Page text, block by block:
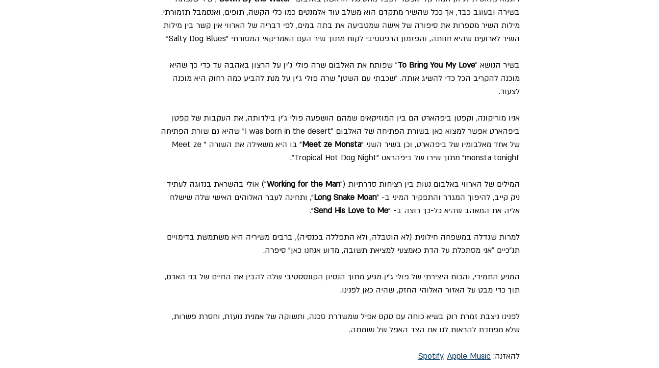
בשירה ובעוגב כבד, אך ככל שהשיר מתקדם הוא משלב עוד אלמנטים כמו כלי הקשה, תופים, ואנסמבל תזמורתי.
מילות השיר מספרות את סיפורה של אישה שמטביעה את בתה במים, לפי דבריה של הארווי אין קשר בין מילות
השיר לארועים שהיא חוותה, והפזמון הרפטטיבי לקוח מתוך שיר העם האמריקאי המסורתי "Salty Dog Blues"
בשיר הנושא "To Bring You My Love" שפותח את האלבום שרה פולי ג'ין על הרצון באהבה עד כדי כך שהיא
מוכנה להקריב הכל כדי להשיג אותה. "שכבתי עם השטן" שרה פולי ג'ין על מנת להביע כמה רחוק היא מוכנה
לצעוד.
אניו מוריקונה, וקפטן ביפהארט הם בין המוזיקאים שמהם הושפעה פולי ג'ין בילדותה, את העקבות של קפטן
ביפהארט אפשר למצוא כאן בשורת הפתיחה של האלבום "I was born in the desert" שהיא גם שורת הפתיחה
של אחד מאלבומיו של ביפהארט, וכן בשיר השני "Meet ze Monsta
" בו היא משאילה את השורה "Meet ze
monsta tonight" מתוך שירו של ביפהראט "Tropical Hot Dog Night".
המילים של הארווי באלבום נעות בין רציחות סדרתיות ("Working for the Man") אולי בהשראת בנזוגה לעתיד
ניק קייב, להיפוך המגדר והתפקיד המיני ב- "Long Snake Moan", ותחינה לעבר האלוהים האישי שלה שישלח
אליה את המאהב שהיא כל-כך רוצה ב- "Send His Love to Me
".
למרות שגדלה במשפחה חילונית (לא הוטבלה, ולא התפללה בכנסיה), ברבים משיריה היא משתמשת בדימויים
תנ"כיים "אני מסתכלת על הדת כאמצעי למציאת תשובה, מדוע אנחנו כאן" סיפרה.
המניע התמידי, והכוח היצירתי של פולי ג'ין מגיע מתוך הנסיון הקונססטיבי שלה להבין את החיים של בני האדם,
תוך כדי מבט על האזור האלוהי החזק, שהיה כאן לפנינו.
לפנינו ניצבת זמרת רוק בשיא כוחה עם סקס אפיל שמשדרת סכנה, ותשוקה של אמנית נועזת, וחסרת פשרות,
שלא מפחדת להראות לנו את הצד האפל של נשמתה.
להאזנה: Spotify, Apple Music